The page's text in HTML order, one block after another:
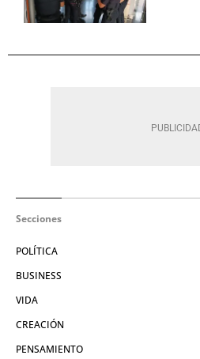
Secciones
POLÍTICA
BUSINESS
VIDA
CREACIÓN
PENSAMIENTO